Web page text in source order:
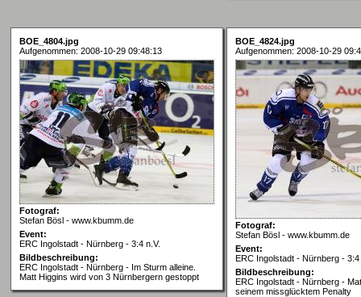
BOE_4804.jpg
Aufgenommen: 2008-10-29 09:48:13
Fotograf:
Stefan Bösl - www.kbumm.de
Event:
ERC Ingolstadt - Nürnberg - 3:4 n.V.
Bildbeschreibung:
ERC Ingolstadt - Nürnberg - Im Sturm alleine.
Matt Higgins wird von 3 Nürnbergern gestoppt
BOE_4824.jpg
Aufgenommen: 2008-10-29
Fotograf:
Stefan Bösl - www.kbumm.de
Event:
ERC Ingolstadt - Nürnberg - 3:4
Bildbeschreibung:
ERC Ingolstadt - Nürnberg -
seinem missglücktem Penalty